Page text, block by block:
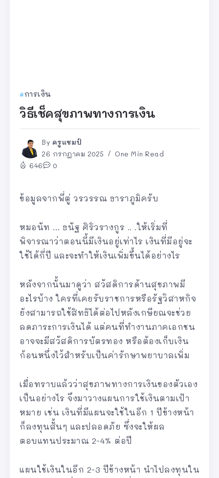
การเงิน
วิธีเช็คสุขภาพทางการเงิน
By ครูแชมป์
26 กรกฎาคม 2025
One Min Read
646
0
ข้อมูลจากพี่ตู่ วรวรรณ ธาราภูมิครับ
หมอนัท … ธนัฐ ศิริวรางกูร .. .ให้เริ่มที่
พิจารณาว่าตอนนี้มีเงินอยู่เท่าไร เงินที่มีอยู่จะ
ใช้ได้กี่ปี และจะทำให้เงินเพิ่มขึ้นได้อย่างไร
หลังจากนั้นมาดูว่า สวัสดิการด้านสุขภาพมี
อะไรบ้าง ใครที่เคยรับราชการหรือรัฐวิสาหกิจ
ยังสามารถใช้สิทธิได้ต่อไปหลังเกษียณจะช่วย
ลดภาระการเงินได้ แต่คนที่ทำงานภาคเอกชน
อาจจะมีสวัสดิการบัตรทอง หรือต้องเก็บเงิน
ก้อนหนึ่งไว้สำหรับเป็นค่ารักษาพยาบาลเพิ่ม
เมื่อทราบแล้วว่าสุขภาพทางการเงินของตัวเอง
เป็นอย่างไร จึงมาวางแผนการใช้เงินตามเป้า
หมาย เช่น เงินที่มีแผนจะใช้ในอีก 1 ปีข้างหน้า
ก็ลงทุนสั้นๆ และปลอดภัย ซึ่งจะให้ผล
ตอบแทนประมาณ 2-4% ต่อปี
แผนใช้เงินในอีก 2-3 ปีข้างหน้า นำไปลงทุนใน